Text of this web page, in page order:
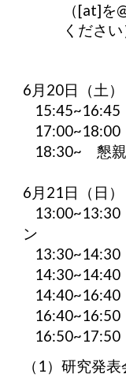
（[at]を
ください
6月20日（土）
15:45~16:45
17:00~18:00
18:30~ 懇
6月21日（日）
ン
（1）研究発表